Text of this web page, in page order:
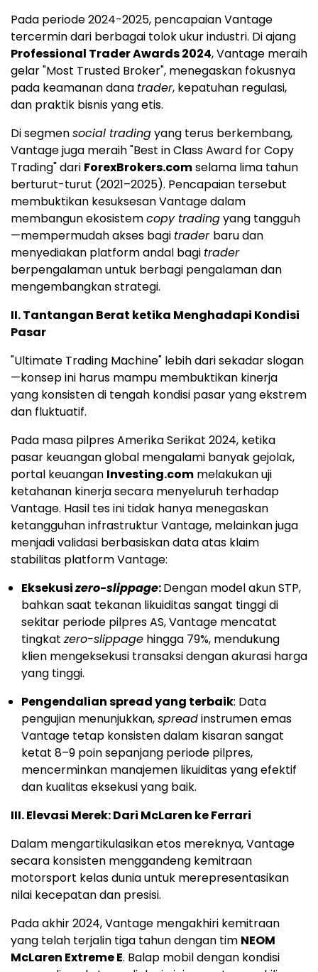
Pada periode 2024-2025, pencapaian Vantage
tercermin dari berbagai tolok ukur industri. Di ajang
Professional Trader Awards 2024, Vantage meraih
gelar "Most Trusted Broker", menegaskan fokusnya
pada keamanan dana trader, kepatuhan regulasi,
dan praktik bisnis yang etis.
Di segmensocial tradingyang terus berkembang,
Vantage juga meraih "Best in Class Award for Copy
Trading" dari ForexBrokers.comselama lima tahun
berturut-turut (2021–2025). Pencapaian tersebut
membuktikan kesuksesan Vantage dalam
membangun ekosistemcopy tradingyang tangguh
—mempermudah akses bagi trader baru dan
menyediakan platform andal bagi trader
berpengalaman untuk berbagi pengalaman dan
mengembangkan strategi.
II. Tantangan Berat ketika Menghadapi Kondisi
Pasar
"Ultimate Trading Machine" lebih dari sekadar slogan
—konsep ini harus mampu membuktikan kinerja
yang konsisten di tengah kondisi pasar yang ekstrem
dan fluktuatif.
Pada masa pilpres Amerika Serikat 2024, ketika
pasar keuangan global mengalami banyak gejolak,
portal keuangan Investing.com melakukan uji
ketahanan kinerja secara menyeluruh terhadap
Vantage. Hasil tes ini tidak hanya menegaskan
ketangguhan infrastruktur Vantage, melainkan juga
menjadi validasi berbasiskan data atas klaim
stabilitas platform Vantage:
Eksekusizero-slippage:Dengan model akun STP,
bahkan saat tekanan likuiditas sangat tinggi di
sekitar periode pilpres AS, Vantage mencatat
tingkat zero-slippage hingga 79%, mendukung
klien mengeksekusi transaksi dengan akurasi harga
yang tinggi.
Pengendalian spread yang terbaik: Data
pengujian menunjukkan,spreadinstrumen emas
Vantage tetap konsisten dalam kisaran sangat
ketat 8–9 poin sepanjang periode pilpres,
mencerminkan manajemen likuiditas yang efektif
dan kualitas eksekusi yang baik.
III.Elevasi Merek: Dari McLaren ke Ferrari
Dalam mengartikulasikan etos mereknya, Vantage
secara konsisten menggandeng kemitraan
motorsport kelas dunia untuk merepresentasikan
nilai kecepatan dan presisi.
Pada akhir 2024, Vantage mengakhiri kemitraan
yang telah terjalin tiga tahun dengan tim NEOM
McLaren Extreme E. Balap mobil dengan kondisi